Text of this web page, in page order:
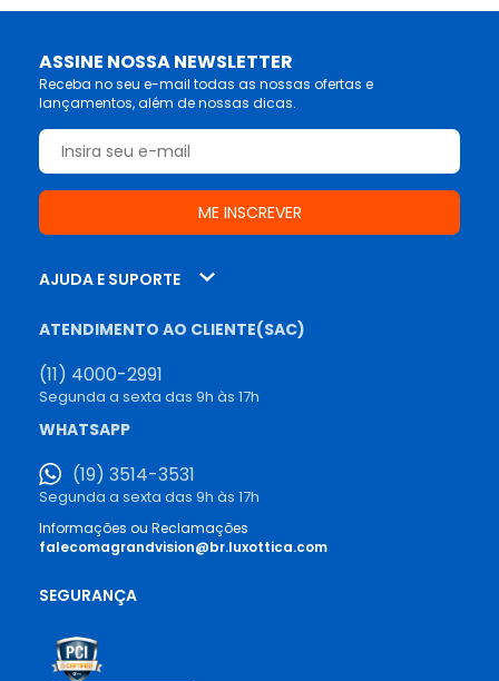
ASSINE NOSSA NEWSLETTER
Receba no seu e-mail todas as nossas ofertas e
lançamentos, além de nossas dicas.
AJUDA E SUPORTE
ATENDIMENTO AO CLIENTE(SAC)
(11) 4000-2991
Segunda a sexta das 9h às 17h
WHATSAPP
(19) 3514-3531
Segunda a sexta das 9h às 17h
Informações ou Reclamações
falecomagrandvision@br.luxottica.com
SEGURANÇA